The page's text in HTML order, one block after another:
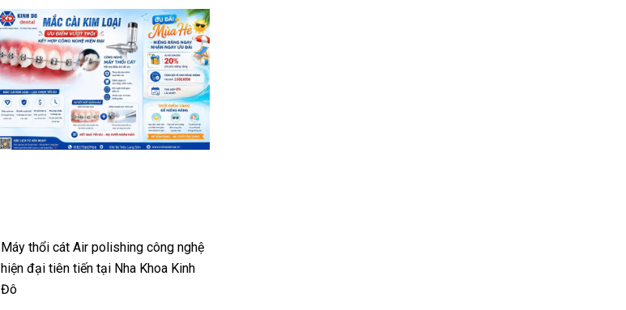
Máy thổi cát Air polishing công nghệ
hiện đại tiên tiến tại Nha Khoa Kinh
Đô